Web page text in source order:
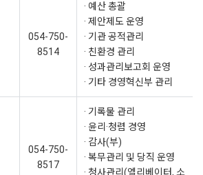
054-750-
8514
· 예산 총괄
· 제안제도 운영
· 기관 공적관리
· 친환경 관리
· 성과관리보고회 운영
· 기타 경영혁신부 관리
054-750-
8517
· 기록물 관리
· 윤리·청렴 경영
· 감사(부)
· 복무관리 및 당직 운영
· 청사관리(엘리베이터, 소